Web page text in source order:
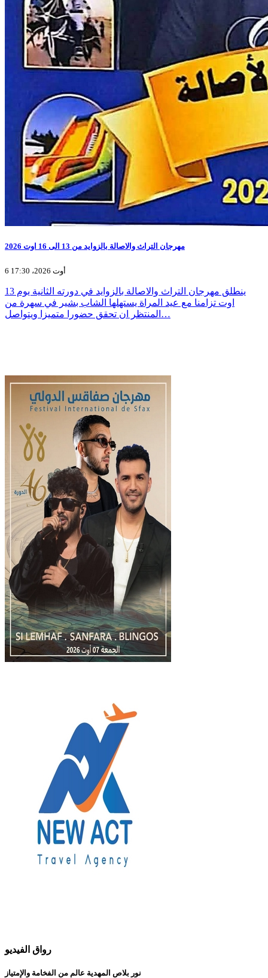
مهرجان التراث والاصالة بالزوايد من 13 الى 16 اوت 2026
6 أوت 2026، 17:30
ينطلق مهرجان التراث والاصالة بالزوايد في دورته الثانية يوم 13
اوت تزامنا مع عيد المراة يستهلها الشاب بشير في سهرة من
المنتظر ان تحقق حضورا متميزا ويتواصل…
رواق الفيديو
نور بلاص المهدية عالم من الفخامة والإمتياز